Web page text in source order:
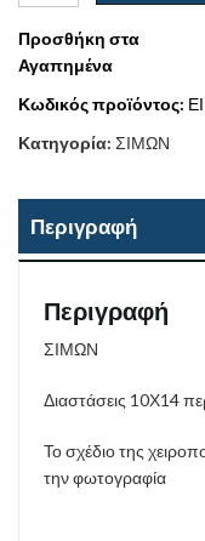
Προσθήκη στα
Αγαπημένα
Κωδικός προϊόντος:
Κατηγορία: ΣΙΜΩΝ
Περιγραφή
Περιγραφή
ΣΙΜΩΝ
Διαστάσεις 10Χ14
Το σχέδιο της
την φωτογραφία